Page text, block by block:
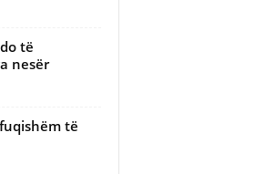
të
nesër
të